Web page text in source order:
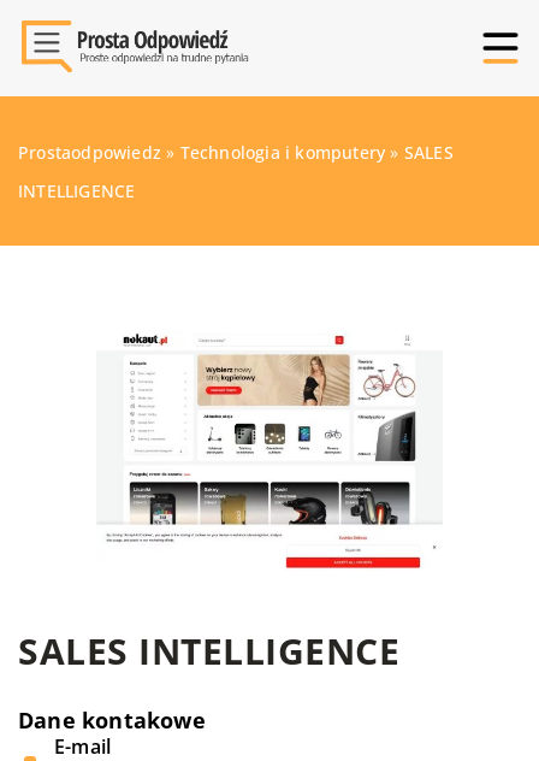
Prostaodpowiedz » Technologia i komputery » SALES
INTELLIGENCE
SALES INTELLIGENCE
Dane kontakowe
E-mail